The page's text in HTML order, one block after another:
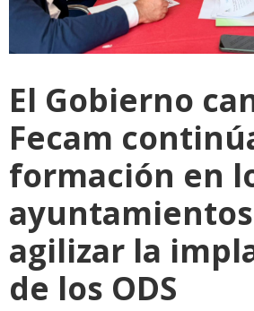
El Gobierno
Fecam
formación en
agilizar la
de los ODS